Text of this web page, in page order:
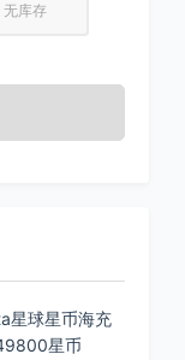
无库存
星球星币海充
星币